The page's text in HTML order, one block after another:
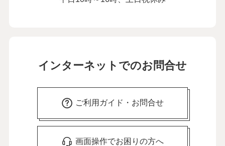
インターネットでのお問合せ
ご利用ガイド・お問合せ
画面操作でお困りの方へ